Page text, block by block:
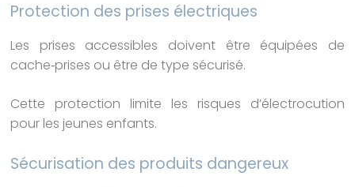
Protection des prises électriques
Les prises accessibles doivent être équipées de
cache‑prises ou être de type sécurisé.
Cette protection limite les risques d’électrocution
pour les jeunes enfants.
Sécurisation des produits dangereux